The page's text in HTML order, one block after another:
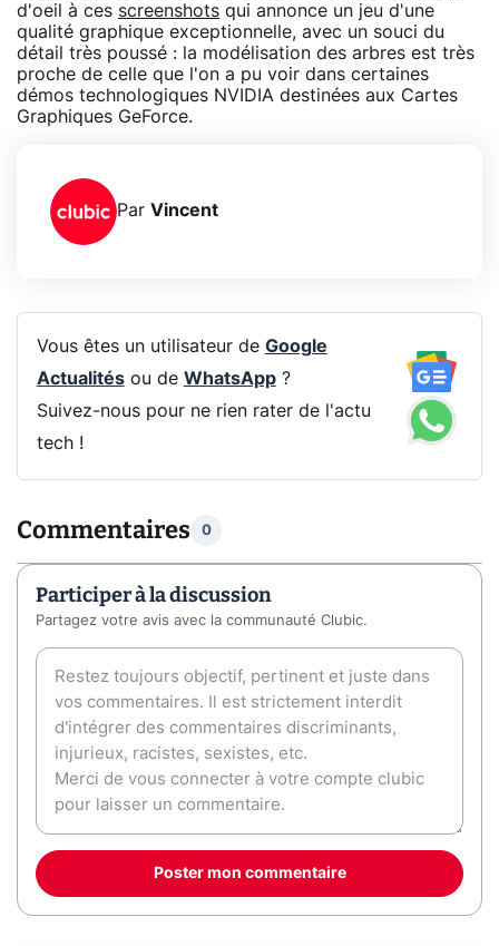
d'oeil à ces screenshots qui annonce un jeu d'une
qualité graphique exceptionnelle, avec un souci du
détail très poussé : la modélisation des arbres est très
proche de celle que l'on a pu voir dans certaines
démos technologiques NVIDIA destinées aux Cartes
Graphiques GeForce.
Par Vincent
Vous êtes un utilisateur de Google
Actualitésou de WhatsApp?
Suivez-nous pour ne rien rater de l'actu
tech !
Commentaires 0
Participer à la discussion
Partagez votre avis avec la communauté Clubic.
Poster mon commentaire